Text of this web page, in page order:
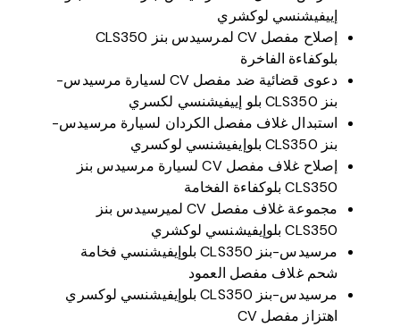
إييفيشنسي لوكشري
إصلاح مفصل CV لمرسيدس بنز CLS350
بلوكفاءة الفاخرة
دعوى قضائية ضد مفصل CV لسيارة مرسيدس-
بنز CLS350 بلو إييفيشنسي لكسري
استبدال غلاف مفصل الكردان لسيارة مرسيدس-
بنز CLS350 بلوإيفيشنسي لوكسري
إصلاح غلاف مفصل CV لسيارة مرسيدس بنز
CLS350 بلوكفاءة الفخامة
مجموعة غلاف مفصل CV لميرسيدس بنز
CLS350 بلوإيفيشنسي لوكشري
مرسيدس-بنز CLS350 بلوإيفيشنسي فخامة
شحم غلاف مفصل العمود
مرسيدس-بنز CLS350 بلوإيفيشنسي لوكسري
اهتزاز مفصل CV